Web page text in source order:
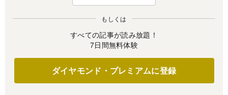
もしくは
すべての記事が読み放題！
7日間無料体験
ダイヤモンド・プレミアムに登録